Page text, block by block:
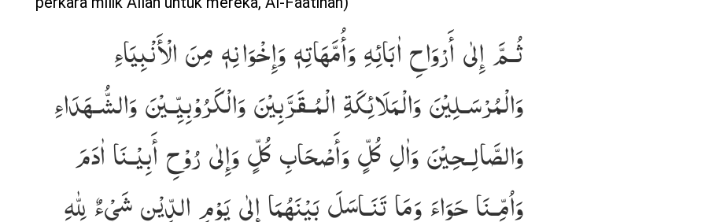
ثُـمَّ إِلٰى أَرْوَاحِ اٰبَائِهِ وَأُمَّهَاتِهٖ وَإِخْوَانِهٖ مِنَ الْأَنْبِيَاءِ
وَالْمُرْسَـلِيْنَ وَالْمَلَائِكَةِ الْمُـقَرَّبِيْنَ وَالْكَرُوْبِيِّـيْنَ وَالشُّـهَدَاءِ
وَالصَّالِـحِيْنَ وَاٰلِ كُلٍّ وَأَصْحَابِ كُلٍّ وَإِلٰى رُوْحِ أَبِيْـنَا اٰدَمَ
وَاُمِّـنَا حَوَاءَ وَمَا تَنَـاسَلَ بَيْنَهُمَا إِلٰى يَوْمِ الدِّيْنِ شَيْءٌ لِلّٰهِ